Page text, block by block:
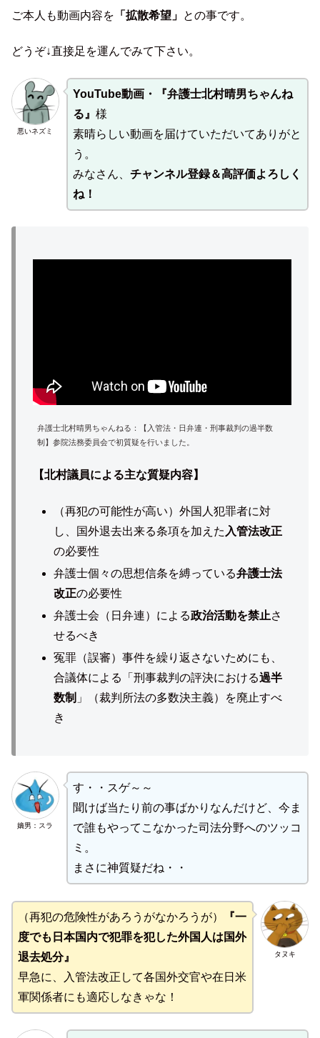
ご本人も動画内容を 「拡散希望」 との事です。
どうぞ↓直接足を運んでみて下さい。
悪いネズミ
YouTube動画・『弁護士北村晴男ちゃんね
る』 様
素晴らしい動画を届けていただいてありがと
う。
みなさん、 チャンネル登録＆高評価よろしく
ね！
弁護士北村晴男ちゃんねる：【入管法・日弁連・刑事裁判の過半数
制】参院法務委員会で初質疑を行いました。
【北村議員による主な質疑内容】
（再犯の可能性が高い）外国人犯罪者に対
し、国外退去出来る条項を加えた 入管法改正
の必要性
弁護士個々の思想信条を縛っている弁護士法
改正の必要性
弁護士会（日弁連）による政治活動を禁止さ
せるべき
冤罪（誤審）事件を繰り返さないためにも、
合議体による「刑事裁判の評決における過半
数制 」（裁判所法の多数決主義）を廃止すべ
き
嫡男：スラ
す・・スゲ～～
聞けば当たり前の事ばかりなんだけど、今ま
で誰もやってこなかった司法分野へのツッコ
ミ。
まさに神質疑だね・・
タヌキ
（再犯の危険性があろうがなかろうが）
『一
度でも日本国内で犯罪を犯した外国人は国外
退去処分』
早急に、入管法改正して各国外交官や在日米
軍関係者にも適応しなきゃな！